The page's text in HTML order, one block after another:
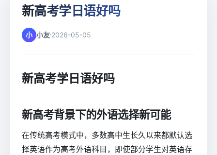
新高考学日语好吗
小 小友 2026-05-05
新高考学日语好吗
新高考背景下的外语选择新可能
在传统高考模式中，多数高中生长久以来都默认选
择英语作为高考外语科目，即使部分学生对英语存